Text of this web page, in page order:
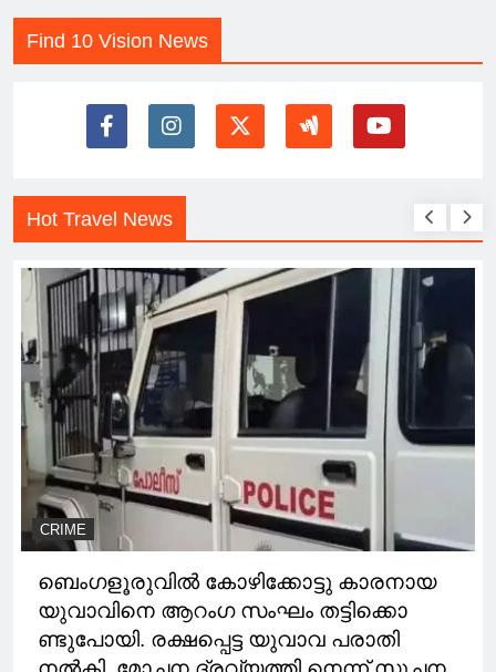
Find 10 Vision News
Hot Travel News
CRIME
ബെംഗളൂരുവിൽ കോഴിക്കോട്ടു കാരനായ
യുവാവിനെ ആറംഗ സംഘം തട്ടിക്കൊ
ണ്ടുപോയി. രക്ഷപ്പെട്ട യുവാവ പരാതി